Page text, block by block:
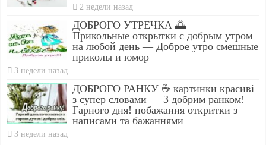
2 недели назад
ДОБРОГО УТРЕЧКА 🌅 —
Прикольные открытки с добрым утром
на любой день — Доброе утро смешные
приколы и юмор
3 недели назад
ДОБРОГО РАНКУ ☕ картинки красиві
з супер словами — З добрим ранком!
Гарного дня! побажання откритки з
написами та бажаннями
3 недели назад